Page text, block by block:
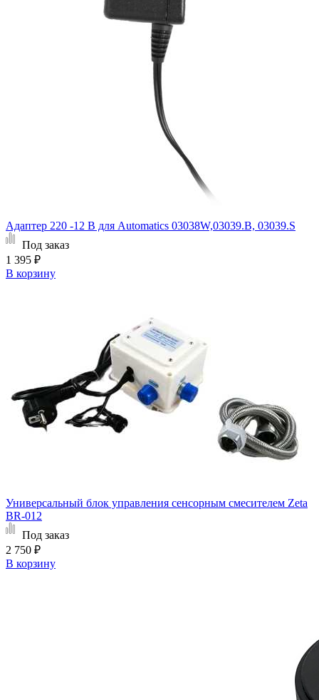
Адаптер 220 -12 B для Automatics 03038W,03039.B, 03039.S
Под заказ
1 395 ₽
В корзину
Универсальный блок управления сенсорным смесителем Zeta
BR-012
Под заказ
2 750 ₽
В корзину